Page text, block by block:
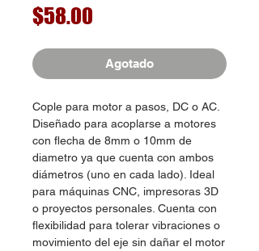
$58.00
Agotado
Cople para motor a pasos, DC o AC.
Diseñado para acoplarse a motores
con flecha de 8mm o 10mm de
diametro ya que cuenta con ambos
diámetros (uno en cada lado). Ideal
para máquinas CNC, impresoras 3D
o proyectos personales. Cuenta con
flexibilidad para tolerar vibraciones o
movimiento del eje sin dañar el motor